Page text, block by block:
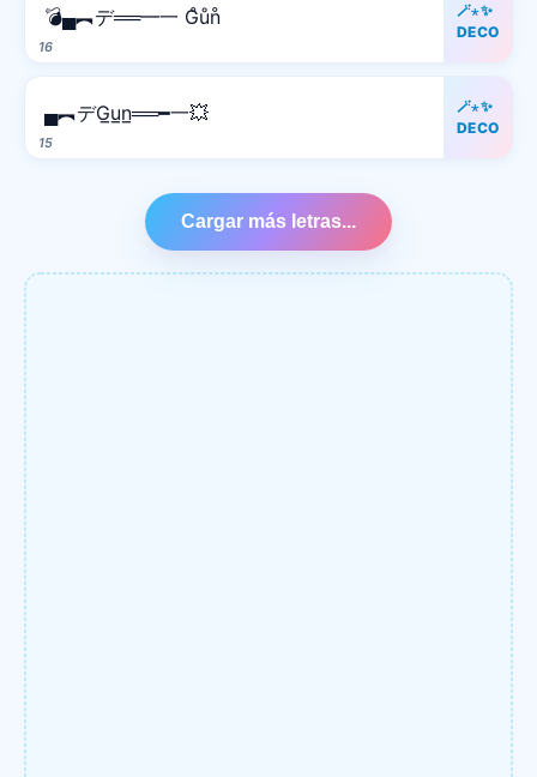
16
💣▄︻デ══━一 G̊ůn̊
🪄⋆✨
DECO
15
▄︻デG̲u̲n̲══━一💥
🪄⋆✨
DECO
Cargar más letras...